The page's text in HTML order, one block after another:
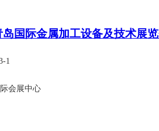
岛国际金属加工设备及技术展
1
会展中心